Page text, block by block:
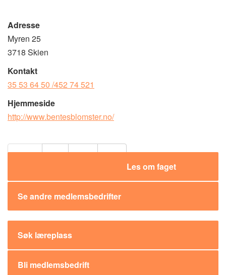
Adresse
Myren 25
3718 Skien
Kontakt
35 53 64 50 /452 74 521
Hjemmeside
http://www.bentesblomster.no/
Les om faget
Se andre medlemsbedrifter
Søk læreplass
Bli medlemsbedrift